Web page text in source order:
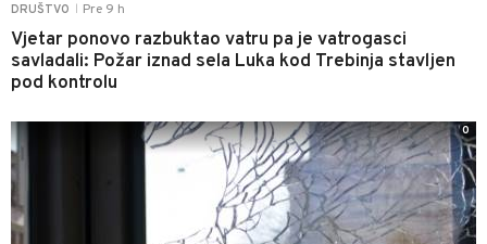
DRUŠTVO Pre 9 h
Vjetar ponovo razbuktao vatru pa je vatrogasci
savladali: Požar iznad sela Luka kod Trebinja stavljen
pod kontrolu
0